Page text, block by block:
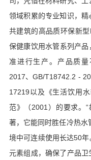
领域积累的专业知识，
共建筑的高品质环保新
保健康饮用水管系列产
准进行生产。产品质量
2017、GB/T18742.2 -
17219以及《生活饮用
范》（2001）的要求。
著，它能同时胜任冷热水
境中可连续使用长达50
元素组成，确保了产品